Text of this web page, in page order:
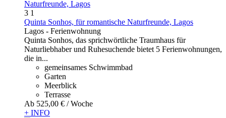
3 1
Quinta Sonhos, für romantische Naturfreunde, Lagos
Lagos - Ferienwohnung
Quinta Sonhos, das sprichwörtliche Traumhaus für
Naturliebhaber und Ruhesuchende bietet 5 Ferienwohnungen,
die in...
gemeinsames Schwimmbad
Garten
Meerblick
Terrasse
Ab 525,00 € / Woche
+ INFO